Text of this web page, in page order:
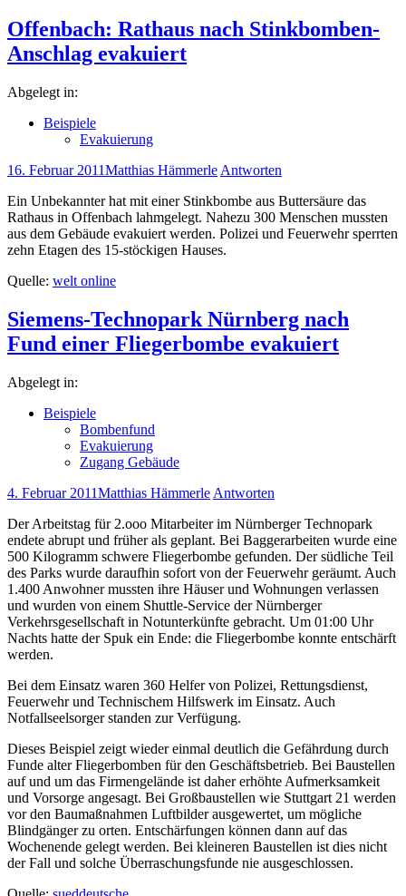
Offenbach: Rathaus nach Stinkbomben-
Anschlag evakuiert
Abgelegt in:
Beispiele
Evakuierung
16. Februar 2011Matthias Hämmerle Antworten
Ein Unbekannter hat mit einer Stinkbombe aus Buttersäure das
Rathaus in Offenbach lahmgelegt. Nahezu 300 Menschen mussten
aus dem Gebäude evakuiert werden. Polizei und Feuerwehr sperrten
zehn Etagen des 15-stöckigen Hauses.
Quelle: welt online
Siemens-Technopark Nürnberg nach
Fund einer Fliegerbombe evakuiert
Abgelegt in:
Beispiele
Bombenfund
Evakuierung
Zugang Gebäude
4. Februar 2011Matthias Hämmerle Antworten
Der Arbeitstag für 2.ooo Mitarbeiter im Nürnberger Technopark
endete abrupt und früher als geplant. Bei Baggerarbeiten wurde eine
500 Kilogramm schwere Fliegerbombe gefunden. Der südliche Teil
des Parks wurde daraufhin sofort von der Feuerwehr geräumt. Auch
1.400 Anwohner mussten ihre Häuser und Wohnungen verlassen
und wurden von einem Shuttle-Service der Nürnberger
Verkehrsgesellschaft in Notunterkünfte gebracht. Um 01:00 Uhr
Nachts hatte der Spuk ein Ende: die Fliegerbombe konnte entschärft
werden.
Bei dem Einsatz waren 360 Helfer von Polizei, Rettungsdienst,
Feuerwehr und Technischem Hilfswerk im Einsatz. Auch
Notfallseelsorger standen zur Verfügung.
Dieses Beispiel zeigt wieder einmal deutlich die Gefährdung durch
Funde alter Fliegerbomben für den Geschäftsbetrieb. Bei Baustellen
auf und um das Firmengelände ist daher erhöhte Aufmerksamkeit
und Vorsorge angesagt. Bei Großbaustellen wie Stuttgart 21 werden
vor den Baumaßnahmen Luftbilder ausgewertet, um mögliche
Blindgänger zu orten. Entschärfungen können dann auf das
Wochenende gelegt werden. Bei kleineren Baustellen ist dies nicht
der Fall und solche Überraschungsfunde nie ausgeschlossen.